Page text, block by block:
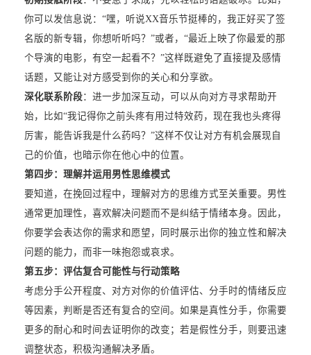
你可以发信息说：“嘿，听说XX音乐节挺棒的，我正好买了签
名版的新专辑，你想听听吗？”或者，“最近上映了你最爱的那
个导演的电影，有空一起看不？”这样既避免了直接提及感情
话题，又能让对方感受到你的关心和分享欲。
深化联系阶段：进一步加深互动，可以从向对方寻求帮助开
始，比如“我记得你之前头疼有用过特效药，现在我也头疼得
厉害，能告诉我是什么药吗？”这样不仅让对方有机会展现自
己的价值，也暗示你在他心中的位置。
第四步：理解并运用男性思维模式
要知道，在挽回过程中，理解对方的思维方式至关重要。男性
通常更加理性，喜欢解决问题而不是纠结于情绪本身。因此，
你要学会表达你的需求和愿望，同时展示出你的独立性和解决
问题的能力，而非一味抱怨或哀求。
第五步：评估复合可能性与行动策略
考虑分手公开程度、对方对你的价值评估、分手时的情绪反应
等因素，判断是否还有复合的空间。如果是真性分手，你需要
更多的耐心和时间去证明你的改变；若是假性分手，则要迅速
调整状态，积极沟通解决矛盾。